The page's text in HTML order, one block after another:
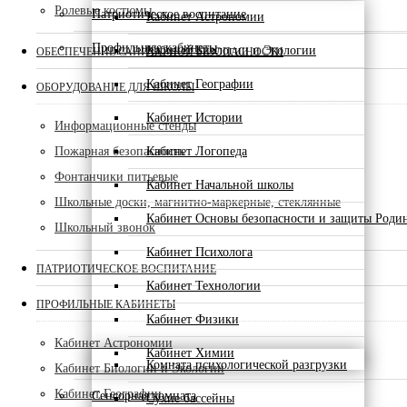
Патриотическое воспитание
Профильные кабинеты
Кабинет Астрономии
Кабинет Биологии и Экологии
Кабинет Географии
Кабинет Истории
Кабинет Логопеда
Кабинет Начальной школы
Кабинет Основы безопасности и защиты
Кабинет Психолога
Кабинет Технологии
Кабинет Физики
Кабинет Химии
Сенсорная комната
Комната психологической разгрузки
Сухие бассейны
Ролевые костюмы
ОБЕСПЕЧЕНИЕ САНИТАРНОЙ БЕЗОПАСНОСТИ
ОБОРУДОВАНИЕ ДЛЯ ШКОЛЫ
Информационные стенды
Пожарная безопасность
Фонтанчики питьевые
Школьные доски, магнитно-маркерные, стеклянные
Школьный звонок
ПАТРИОТИЧЕСКОЕ ВОСПИТАНИЕ
ПРОФИЛЬНЫЕ КАБИНЕТЫ
Кабинет Астрономии
Кабинет Биологии и Экологии
Кабинет Географии